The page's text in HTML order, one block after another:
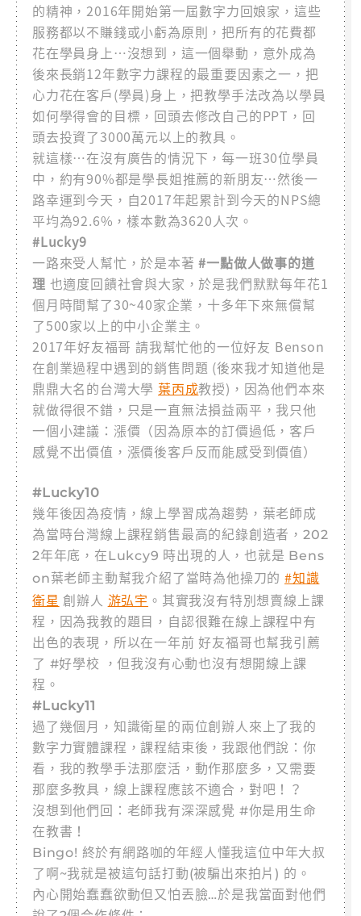
的精神，2016年開始第一屆數字力回娘家，這些
服務都以不賺錢或小虧為原則，把所有的花費都
花在學員身上…沒想到，這一個舉動，意外成為
後來長銷12年數字力課程的最重要因素之一，把
心力花在客戶(學員)身上，把教學手法改為以學員
如何學得會的目標，回頭去修改自己的PPT，回
頭去投資了3000萬元以上的教具。
就這樣…在沒有廣告的情況下，每一班30位學員
中，約有90%都是學長姐推薦的新朋友…然後一
路幸運到今天，自2017年起累計到今天的NPS總
平均為92.6%，樣本數為3620人次。
#Lucky9
一路來受人幫忙，於是本著#一點做人做事的道
理 也適度回饋社會與大家，於是我們默默每年花1
個月時間幫了30~40家企業，十多年下來無償幫
了500家以上的中小企業主。
2017年好友福哥 請我幫忙他的一位好友 Benson
在創業過程中遇到的銷售問題 (後來我才知道他是
鼎鼎大名的台灣大學葉丙成教授)，因為他們本來
就做得很不錯，只是一直無法損益兩平，我只他
一個小建議：漲價（因為原本的訂價過低，客戶
感覺不出價值，漲價後客戶反而能感受到價值）
#Lucky10
幾年後因為疫情，線上學習成為趨勢，葉老師成
為當時台灣線上課程銷售最高的紀錄創造者，202
2年年底，在Lukcy9 時出現的人，也就是 Bens
on葉老師主動幫我介紹了當時為他操刀的 #知識
衛星 創辦人 游弘宇 。其實我沒有特別想賣線上課
程，因為我教的題目，自認很難在線上課程中有
出色的表現，所以在一年前 好友福哥也幫我引薦
了 #好學校 ，但我沒有心動也沒有想開線上課
程。
#Lucky11
過了幾個月，知識衛星的兩位創辦人來上了我的
數字力實體課程，課程結束後，我跟他們說：你
看，我的教學手法那麼活，動作那麼多，又需要
那麼多教具，線上課程應該不適合，對吧！？
沒想到他們回：老師我有深深感覺 #你是用生命
在教書！
Bingo! 終於有網路咖的年經人懂我這位中年大叔
了啊~我就是被這句話打動(被騙出來拍片) 的。
內心開始蠢蠢欲動但又怕丟臉…於是我當面對他們